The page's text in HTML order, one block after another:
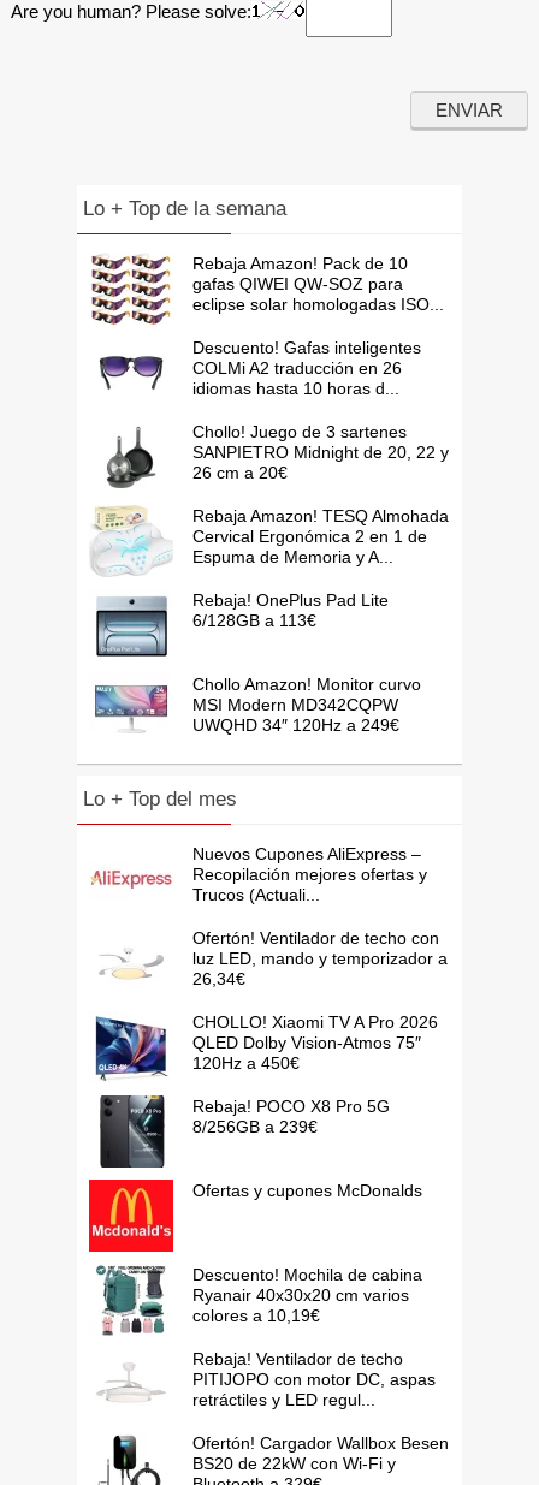
Are you human? Please solve:
Lo + Top de la semana
Rebaja Amazon! Pack de 10
gafas QIWEI QW-SOZ para
eclipse solar homologadas ISO...
Descuento! Gafas inteligentes
COLMi A2 traducción en 26
idiomas hasta 10 horas d...
Chollo! Juego de 3 sartenes
SANPIETRO Midnight de 20, 22 y
26 cm a 20€
Rebaja Amazon! TESQ Almohada
Cervical Ergonómica 2 en 1 de
Espuma de Memoria y A...
Rebaja! OnePlus Pad Lite
6/128GB a 113€
Chollo Amazon! Monitor curvo
MSI Modern MD342CQPW
UWQHD 34″ 120Hz a 249€
Lo + Top del mes
Nuevos Cupones AliExpress –
Recopilación mejores ofertas y
Trucos (Actuali...
Ofertón! Ventilador de techo con
luz LED, mando y temporizador a
26,34€
CHOLLO! Xiaomi TV A Pro 2026
QLED Dolby Vision-Atmos 75″
120Hz a 450€
Rebaja! POCO X8 Pro 5G
8/256GB a 239€
Ofertas y cupones McDonalds
Descuento! Mochila de cabina
Ryanair 40x30x20 cm varios
colores a 10,19€
Rebaja! Ventilador de techo
PITIJOPO con motor DC, aspas
retráctiles y LED regul...
Ofertón! Cargador Wallbox Besen
BS20 de 22kW con Wi-Fi y